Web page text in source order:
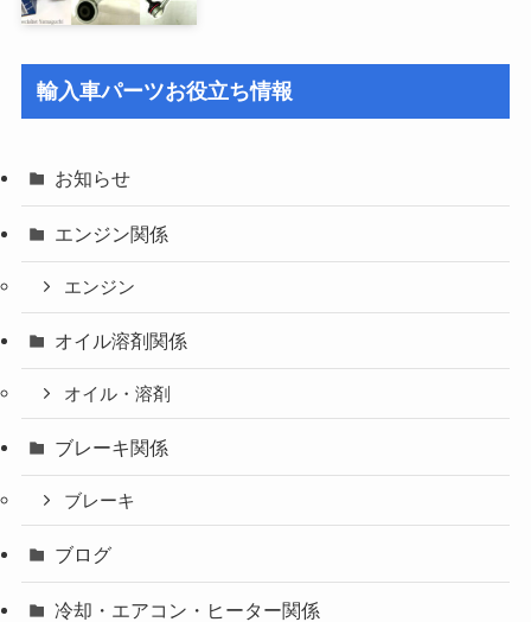
輸入車パーツお役立ち情報
お知らせ
エンジン関係
エンジン
オイル溶剤関係
オイル・溶剤
ブレーキ関係
ブレーキ
ブログ
冷却・エアコン・ヒーター関係